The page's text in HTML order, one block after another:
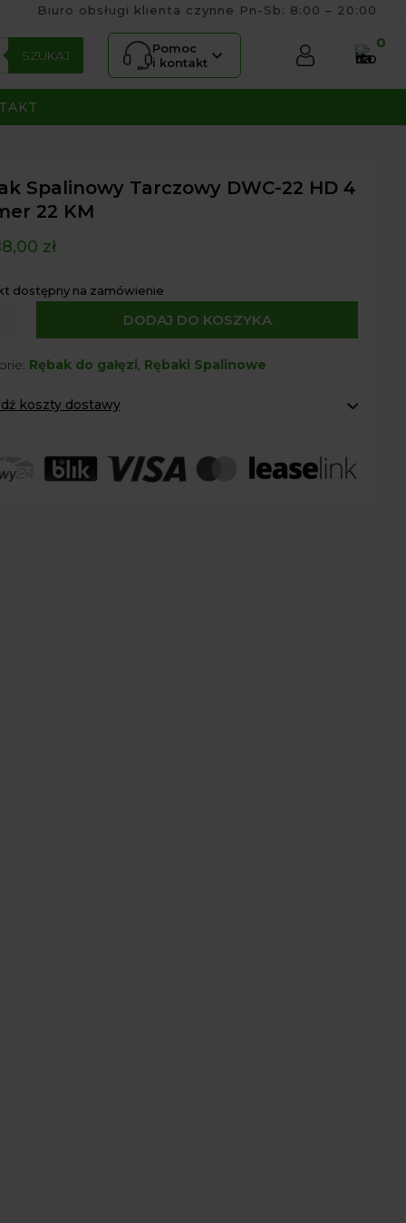
Biuro obsługi klienta czynne Pn-Sb: 8:00 – 20:00
SZUKAJ
Pomoc
i kontakt
0
Spalinowy Tarczowy DWC-22 HD 4
22 KM
zł
dostępny na zamówienie
DODAJ DO KOSZYKA
Rębak do gałęzi, Rębaki Spalinowe
koszty dostawy
200 zł
gabaryty:ustalane indywidualnie